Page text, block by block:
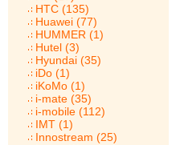
HTC (135)
Huawei (77)
HUMMER (1)
Hutel (3)
Hyundai (35)
iDo (1)
iKoMo (1)
i-mate (35)
i-mobile (112)
IMT (1)
Innostream (25)